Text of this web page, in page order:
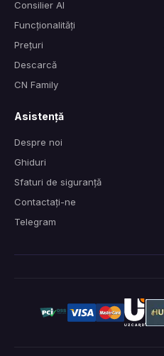
Consilier AI
Funcționalități
Prețuri
Descarcă
CN Family
Asistență
Despre noi
Ghiduri
Sfaturi de siguranță
Contactați-ne
Telegram